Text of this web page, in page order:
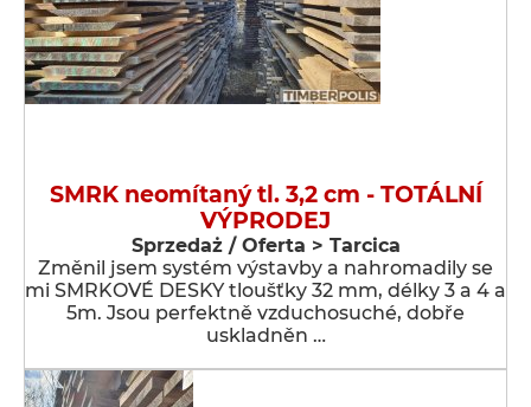
SMRK neomítaný tl. 3,2 cm - TOTÁLNÍ
VÝPRODEJ
Sprzedaż / Oferta > Tarcica
Změnil jsem systém výstavby a nahromadily se
mi SMRKOVÉ DESKY tloušťky 32 mm, délky 3 a 4 a
5m. Jsou perfektně vzduchosuché, dobře
uskladněn …